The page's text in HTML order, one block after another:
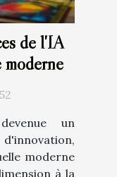
de l'IA
moderne
un
moderne
à la